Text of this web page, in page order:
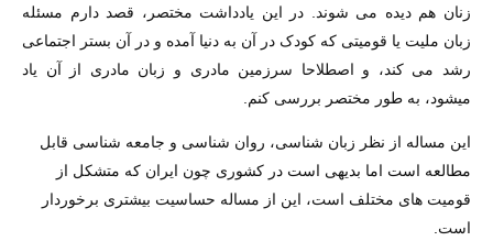
زنان هم دیده می شوند. در این یادداشت مختصر، قصد دارم مسئله
زبان ملیت یا قومیتی که کودک در آن به دنیا آمده و در آن بستر اجتماعی
رشد می کند، و اصطلاحا سرزمین مادری و زبان مادری از آن یاد
میشود، به طور مختصر بررسی کنم.
این مساله از نظر زبان شناسی، روان شناسی و جامعه شناسی قابل
مطالعه است اما بدیهی است در کشوری چون ایران که متشکل از
قومیت های مختلف است، این از مساله حساسیت بیشتری برخوردار
است.